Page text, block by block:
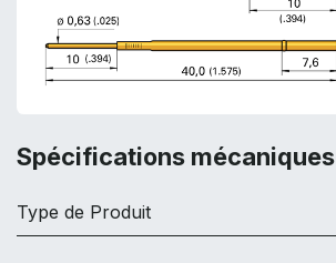
Spécifications mécaniques
Type de Produit